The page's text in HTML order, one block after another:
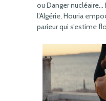
ou Danger
l’Algérie, Houria
parieur qui s’estime